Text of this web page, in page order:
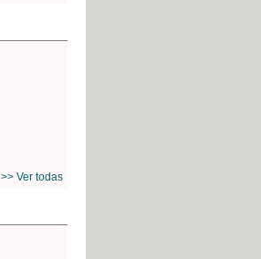
>> Ver todas